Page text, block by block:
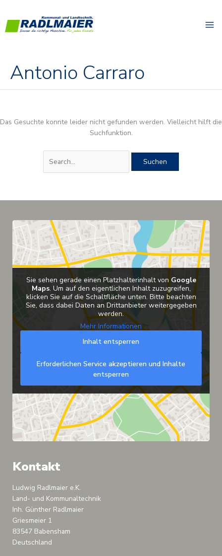
springen
Antonio Carraro
Das Gesuchte konnte leider nicht gefunden werden. Vielleicht hilft die
Suchfunktion.
nach:
Kontakt
Ludwig Radlmaier e.K.
Land- und Kommunaltechnik
Inh. Günther Radlmaier
Griesmeier 1
83547 Babensham
Deutschland
Sie sehen gerade einen Platzhalterinhalt von Google
Maps. Um auf den eigentlichen Inhalt zuzugreifen,
klicken Sie auf die Schaltfläche unten. Bitte beachten
Sie, dass dabei Daten an Drittanbieter weitergegeben
werden.
Mehr Informationen
Inhalt entsperren
Erforderlichen Service akzeptieren und Inhalte
entsperren